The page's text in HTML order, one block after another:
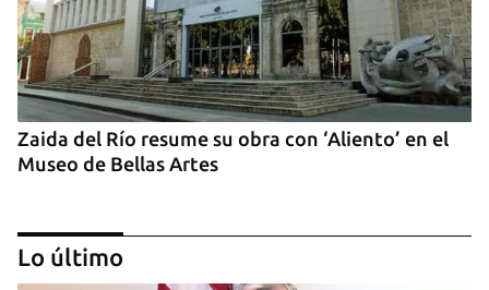
Zaida del Río resume su obra con ‘Aliento’ en el
Museo de Bellas Artes
Lo último